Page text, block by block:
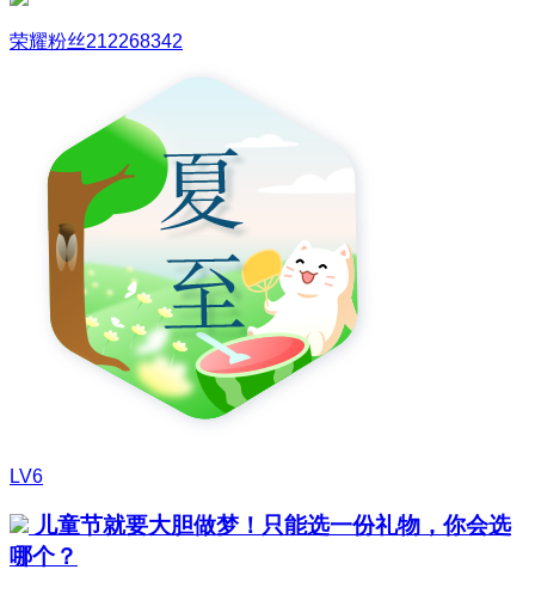
荣耀粉丝212268342
LV6
儿童节就要大胆做梦！只能选一份礼物，你会选
哪个？